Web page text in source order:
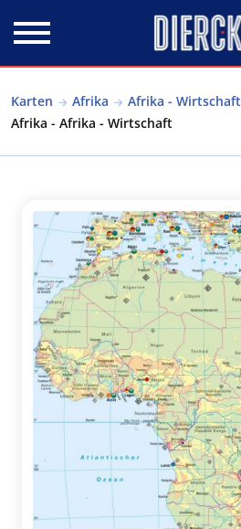
Karten Afrika Afrika - Wirtschaft
Afrika - Afrika - Wirtschaft